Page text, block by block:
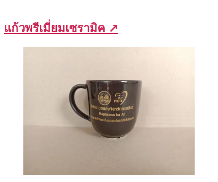
แก้วพรีเมี่ยมเซรามิค ↗